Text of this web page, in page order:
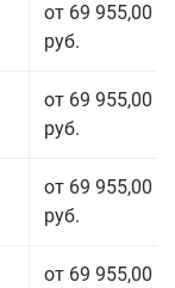
от 69 955,00
руб.
от 69 955,00
руб.
от 69 955,00
руб.
от 69 955,00